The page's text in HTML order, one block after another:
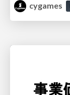
cygames